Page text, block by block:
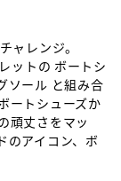
ャレンジ。
ットの ボートシ
ソール と組み合
ートシューズか
頑丈さをマッ
のアイコン、ボ